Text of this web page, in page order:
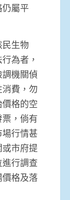
屬平
生物
為者，
機關偵
費，勿
格的空
，倘有
行情甚
市府提
行調查
格及落